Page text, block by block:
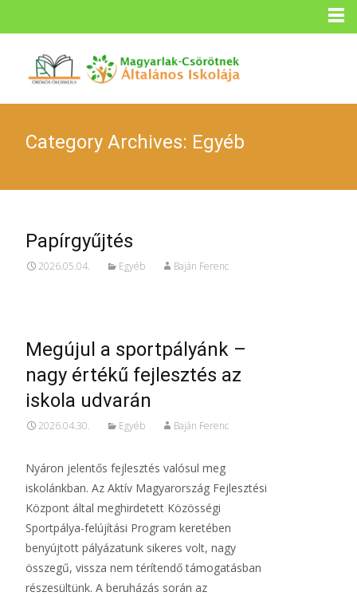
Category Archives: Egyéb
Papírgyűjtés
2026.05.04. Egyéb Baján Ferenc
Megújul a sportpályánk –
nagy értékű fejlesztés az
iskola udvarán
2026.04.30. Egyéb Baján Ferenc
Nyáron jelentős fejlesztés valósul meg
iskolánkban. Az Aktív Magyarország Fejlesztési
Központ által meghirdetett Közösségi
Sportpálya-felújítási Program keretében
benyújtott pályázatunk sikeres volt, nagy
összegű, vissza nem térítendő támogatásban
részesültünk. A beruházás során az